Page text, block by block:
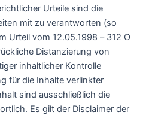
Urteile sind die
mit zu verantworten (so
Urteil vom 12.05.1998 – 312 O
Distanzierung von
inhaltlicher Kontrolle
für die Inhalte verlinkter
sind ausschließlich die
Es gilt der Disclaimer der